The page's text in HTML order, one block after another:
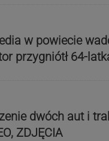
w powiecie
przygniótł 64-
dwóch aut i
ZDJĘCIA